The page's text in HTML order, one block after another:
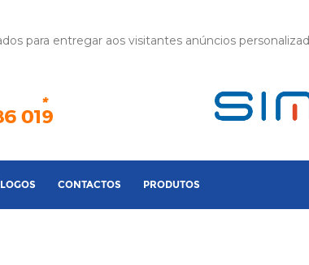
para entregar aos visitantes anúncios
CONTACTOS PRODUTOS